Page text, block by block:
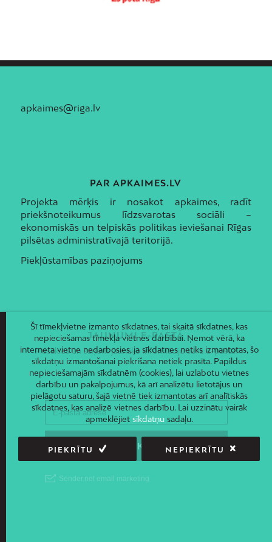
apkaimes@riga.lv
PAR APKAIMES.LV
Projekta mērķis ir nosakot apkaimes, radīt
priekšnoteikumus līdzsvarotas sociāli –
ekonomiskās un telpiskās politikas ieviešanai Rīgas
pilsētas administratīvajā teritorijā.
Piekļūstamības paziņojums
JAUNUMI E-PASTĀ
Piesakies un saņem jaunāko informāciju savā e-pastā!
Šī tīmekļvietne izmanto sīkdatnes, tai skaitā sīkdatnes, kas
nepieciešamas tīmekļa vietnes darbībai. Ņemot vērā, ka
interneta vietne nedarbosies, ja sīkdatnes netiks izmantotas, šo
sīkdatņu izmantošanai piekrišana netiek prasīta. Papildus
nepieciešamajām sīkdatnēm (cookies), lai uzlabotu vietnes
darbību un pakalpojumus, kā arī analizētu lietotājus un
pielāgotu saturu, šajā vietnē tiek izmantotas arī analītiskās
sīkdatnes, kas analizē vietnes darbību. Lai uzzinātu vairāk
apmeklējiet sīkdatņusadaļu.
PIEKRĪTU NEPIEKRĪTU